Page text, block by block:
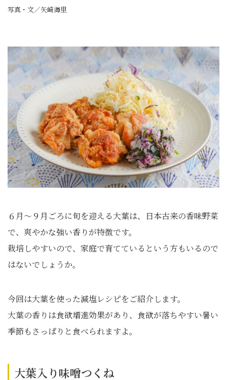
写真・文／矢崎海里
６月～９月ごろに旬を迎える大葉は、日本古来の香味野菜
で、爽やかな強い香りが特徴です。
栽培しやすいので、家庭で育てているという方もいるので
はないでしょうか。
今回は大葉を使った減塩レシピをご紹介します。
大葉の香りは食欲増進効果があり、食欲が落ちやすい暑い
季節もさっぱりと食べられますよ。
大葉入り味噌つくね